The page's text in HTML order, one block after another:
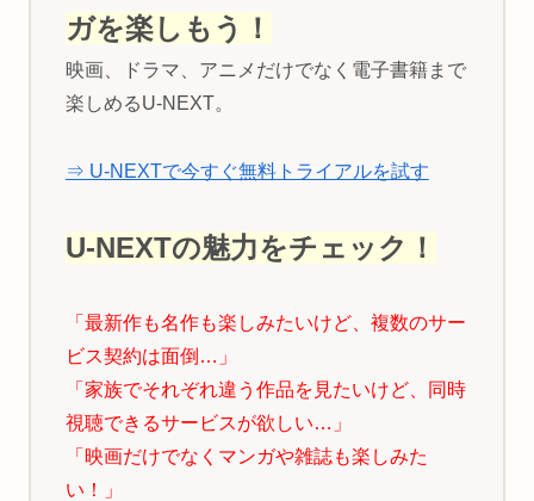
ガを楽しもう！
映画、ドラマ、アニメだけでなく電子書籍まで
楽しめるU-NEXT。
⇒ U-NEXTで今すぐ無料トライアルを試す
U-NEXTの魅力をチェック！
「最新作も名作も楽しみたいけど、複数のサー
ビス契約は面倒…」
「家族でそれぞれ違う作品を見たいけど、同時
視聴できるサービスが欲しい…」
「映画だけでなくマンガや雑誌も楽しみた
い！」